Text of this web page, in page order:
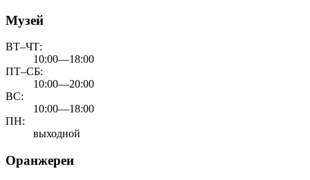
Музей
ВТ–ЧТ:
10:00—18:00
ПТ–СБ:
10:00—20:00
ВС:
10:00—18:00
ПН:
выходной
Оранжереи